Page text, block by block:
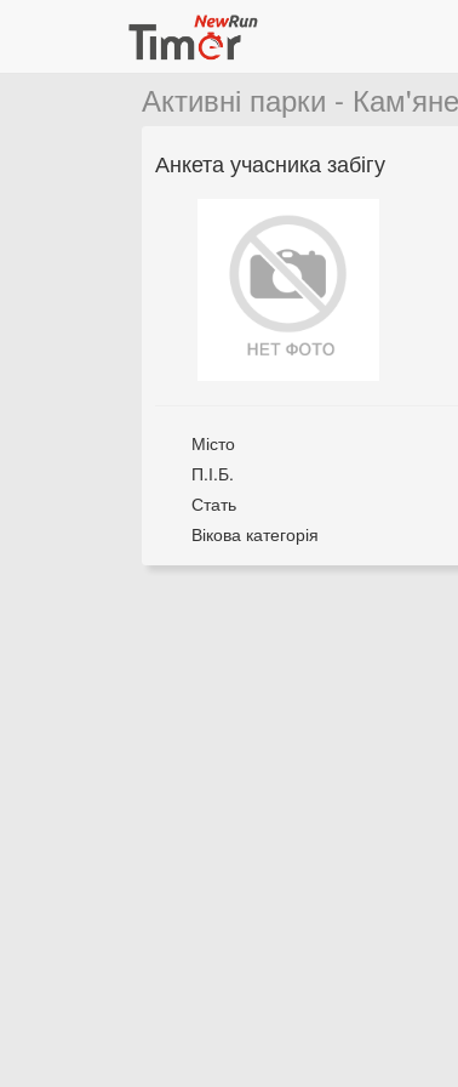
Активні парки -
Анкета учасника забігу
Місто
П.І.Б.
Стать
Вікова категорія